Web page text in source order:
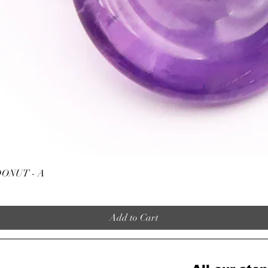
- A
Add to Cart